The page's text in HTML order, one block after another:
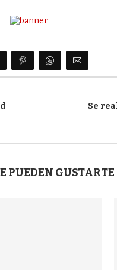
Se
PUEDEN GUSTARTE